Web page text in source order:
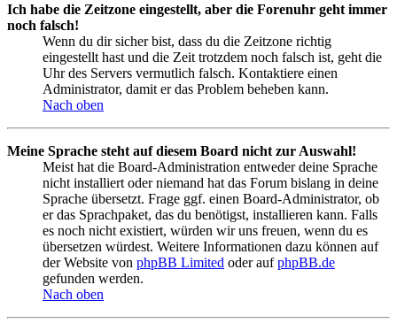
Ich habe die Zeitzone eingestellt, aber die Forenuhr geht immer
noch falsch!
Wenn du dir sicher bist, dass du die Zeitzone richtig
eingestellt hast und die Zeit trotzdem noch falsch ist, geht die
Uhr des Servers vermutlich falsch. Kontaktiere einen
Administrator, damit er das Problem beheben kann.
Nach oben
Meine Sprache steht auf diesem Board nicht zur Auswahl!
Meist hat die Board-Administration entweder deine Sprache
nicht installiert oder niemand hat das Forum bislang in deine
Sprache übersetzt. Frage ggf. einen Board-Administrator, ob
er das Sprachpaket, das du benötigst, installieren kann. Falls
es noch nicht existiert, würden wir uns freuen, wenn du es
übersetzen würdest. Weitere Informationen dazu können auf
der Website von phpBB Limited oder aufphpBB.de
gefunden werden.
Nach oben